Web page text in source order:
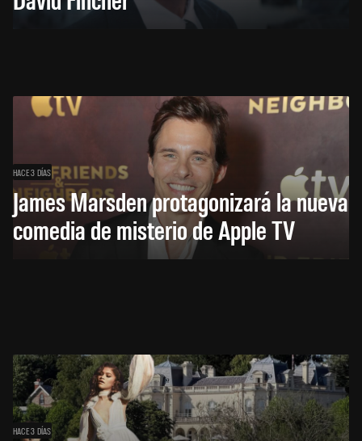
HACE 3 DÍAS
James Marsden protagonizará la nueva
comedia de misterio de Apple TV
HACE 3 DÍAS